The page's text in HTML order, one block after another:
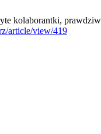
kolaborantki,
article/view/419